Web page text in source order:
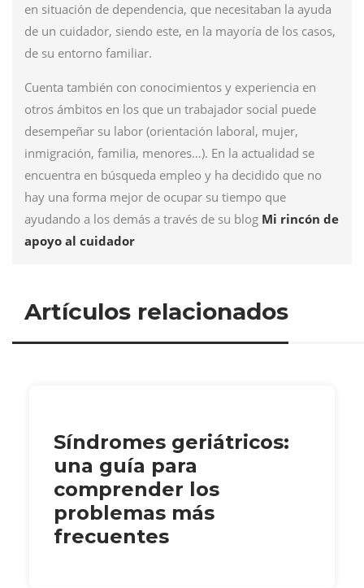
en situación de dependencia, que necesitaban la ayuda
de un cuidador, siendo este, en la mayoría de los casos,
de su entorno familiar.
Cuenta también con conocimientos y experiencia en
otros ámbitos en los que un trabajador social puede
desempeñar su labor (orientación laboral, mujer,
inmigración, familia, menores…). En la actualidad se
encuentra en búsqueda empleo y ha decidido que no
hay una forma mejor de ocupar su tiempo que
ayudando a los demás a través de su blog Mi rincón de
apoyo al cuidador
Artículos relacionados
Síndromes geriátricos:
una guía para
comprender los
problemas más
frecuentes